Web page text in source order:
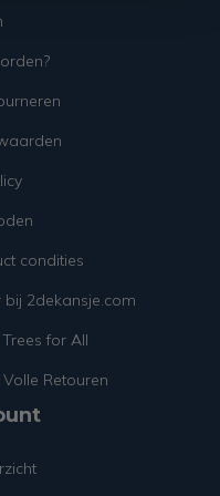
condities
2dekansje.com
for All
Retouren